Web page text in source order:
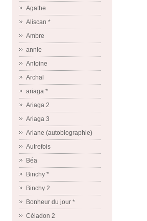
Agathe
Aliscan *
Ambre
annie
Antoine
Archal
ariaga *
Ariaga 2
Ariaga 3
Ariane (autobiographie)
Autrefois
Béa
Binchy *
Binchy 2
Bonheur du jour *
Céladon 2